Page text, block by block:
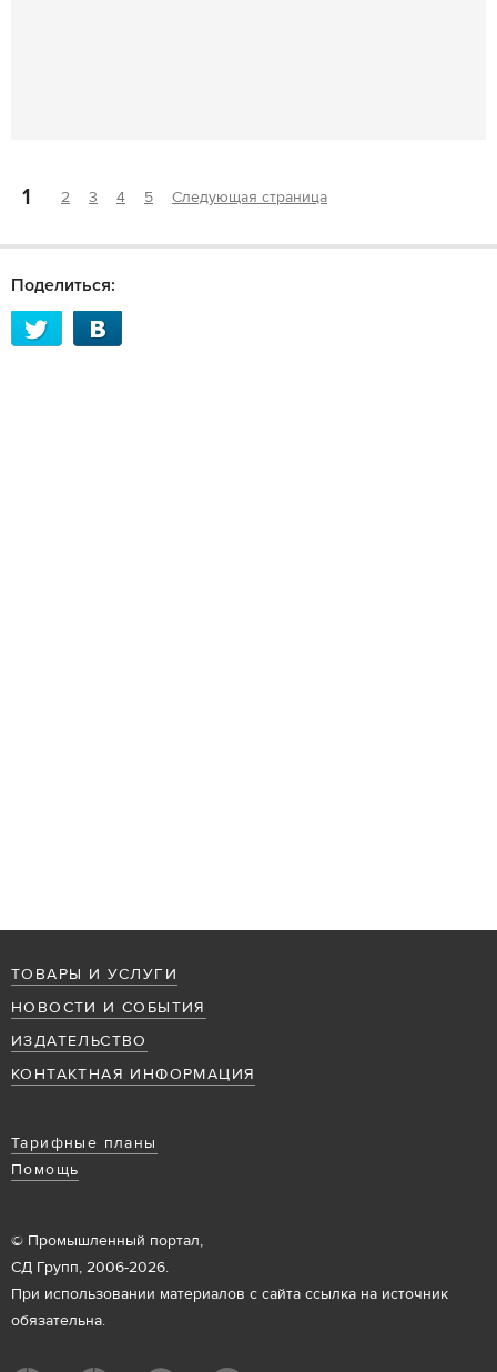
1 2 3 4 5 Следующая страница
Поделиться:
ТОВАРЫ И УСЛУГИ
НОВОСТИ И СОБЫТИЯ
ИЗДАТЕЛЬСТВО
КОНТАКТНАЯ ИНФОРМАЦИЯ
Тарифные планы
Помощь
© Промышленный портал,
СД Групп, 2006-2026.
При использовании материалов с сайта ссылка на источник
обязательна.